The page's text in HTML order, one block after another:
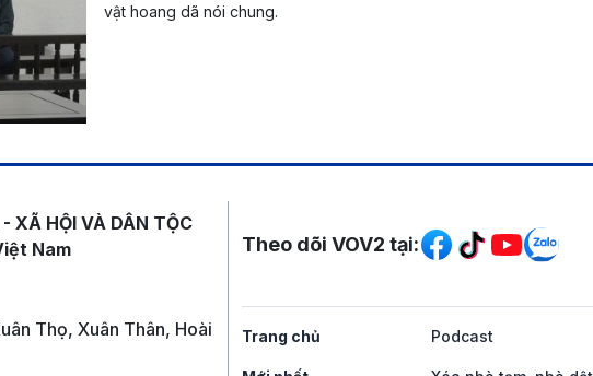
vật hoang dã nói chung.
XÃ HỘI VÀ DÂN TỘC
Nam
Thọ, Xuân Thân, Hoài
Mạng xã hội
Theo dõi VOV2 tại:
Trang chủ Podcast